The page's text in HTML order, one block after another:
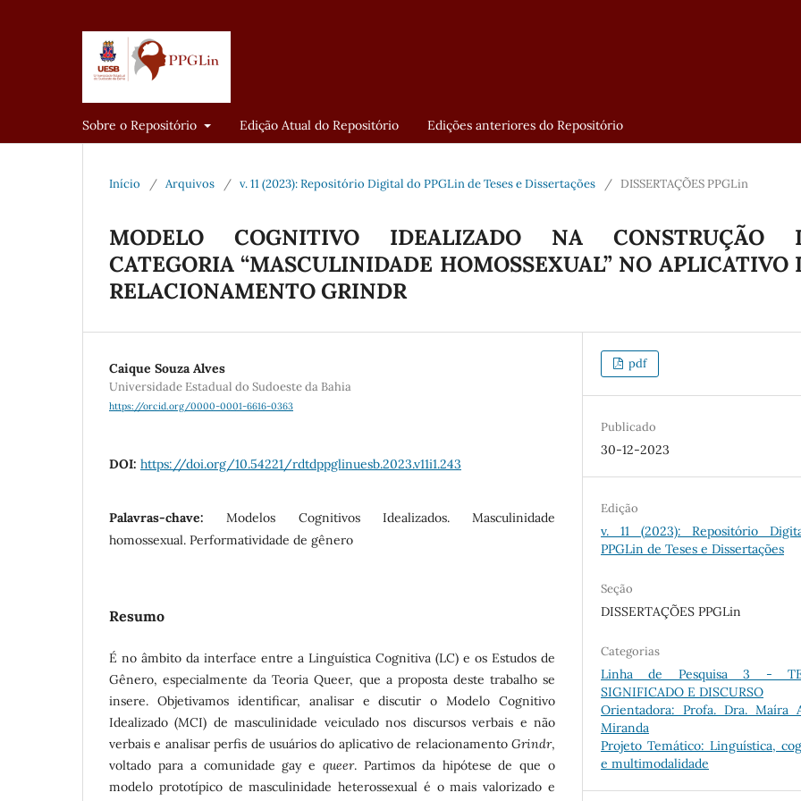
Sobre o Repositório Edição Atual do Repositório Edições anteriores do Repositório
Início / Arquivos / v. 11 (2023): Repositório Digital do PPGLin de Teses e Dissertações / DISSERTAÇÕES PPGLin
MODELO COGNITIVO IDEALIZADO NA CONSTRUÇÃO
CATEGORIA “MASCULINIDADE HOMOSSEXUAL” NO APLICATIVO
RELACIONAMENTO GRINDR
Caique Souza Alves
Universidade Estadual do Sudoeste da Bahia
https://orcid.org/0000-0001-6616-0363
DOI: https://doi.org/10.54221/rdtdppglinuesb.2023.v11i1.243
Palavras-chave:Modelos Cognitivos Idealizados. Masculinidade
homossexual. Performatividade de gênero
Resumo
É no âmbito da interface entre a Linguística Cognitiva (LC) e os Estudos de
Gênero, especialmente da Teoria Queer, que a proposta deste trabalho se
insere. Objetivamos identificar, analisar e discutir o Modelo Cognitivo
Idealizado (MCI) de masculinidade veiculado nos discursos verbais e não
verbais e analisar perfis de usuários do aplicativo de relacionamento Grindr,
voltado para a comunidade gay e queer. Partimos da hipótese de que o
modelo prototípico de masculinidade heterossexual é o mais valorizado e
pdf
Publicado
30-12-2023
Edição
v. 11 (2023): Repositório
PPGLin de Teses e Dissertações
Seção
DISSERTAÇÕES PPGLin
Categorias
Linha de Pesquisa 3 -
SIGNIFICADO E DISCURSO
Orientadora: Profa. Dra. Maíra
Miranda
Projeto Temático: Linguística,
e multimodalidade